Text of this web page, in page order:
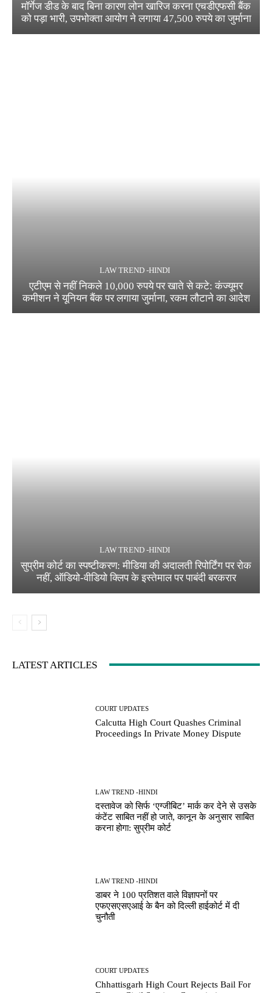
मॉर्गेज डीड के बाद बिना कारण लोन खारिज करना एचडीएफसी बैंक
को पड़ा भारी, उपभोक्ता आयोग ने लगाया 47,500 रुपये का जुर्माना
LAW TREND -HINDI
एटीएम से नहीं निकले 10,000 रुपये पर खाते से कटे: कंज्यूमर
कमीशन ने यूनियन बैंक पर लगाया जुर्माना, रकम लौटाने का आदेश
LAW TREND -HINDI
सुप्रीम कोर्ट का स्पष्टीकरण: मीडिया की अदालती रिपोर्टिंग पर रोक
नहीं, ऑडियो-वीडियो क्लिप के इस्तेमाल पर पाबंदी बरकरार
LATEST ARTICLES
COURT UPDATES
Calcutta High Court Quashes Criminal
Proceedings In Private Money Dispute
LAW TREND -HINDI
दस्तावेज को सिर्फ ‘एग्जीबिट’ मार्क कर देने से उसके
कंटेंट साबित नहीं हो जाते, कानून के अनुसार साबित
करना होगा: सुप्रीम कोर्ट
LAW TREND -HINDI
डाबर ने 100 प्रतिशत वाले विज्ञापनों पर
एफएसएसएआई के बैन को दिल्ली हाईकोर्ट में दी
चुनौती
COURT UPDATES
Chhattisgarh High Court Rejects Bail For